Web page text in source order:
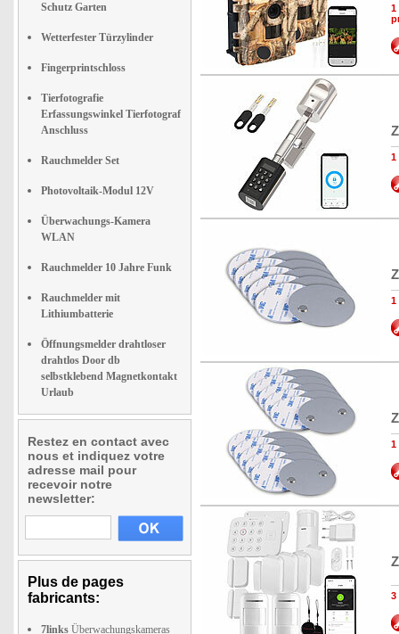
Schutz Garten
Wetterfester Türzylinder
Fingerprintschloss
Tierfotografie
Erfassungswinkel Tierfotograf
Anschluss
Rauchmelder Set
Photovoltaik-Modul 12V
Überwachungs-Kamera
WLAN
Rauchmelder 10 Jahre Funk
Rauchmelder mit
Lithiumbatterie
Öffnungsmelder drahtloser
drahtlos Door db
selbstklebend Magnetkontakt
Urlaub
Restez en contact avec
nous et indiquez votre
adresse mail pour
recevoir notre
newsletter:
Plus de pages
fabricants:
7links Überwachungskameras
1
1
1
1
3